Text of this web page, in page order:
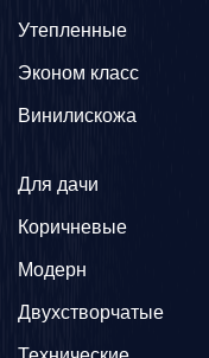
Утепленные
Эконом класс
Винилискожа
Для дачи
Коричневые
Модерн
Двухстворчатые